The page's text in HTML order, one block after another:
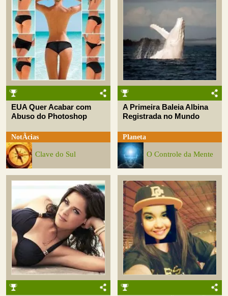
EUA Quer Acabar com
Abuso do Photoshop
NotÃ­cias
Clave do Sul
A Primeira Baleia Albina
Registrada no Mundo
Planeta
O Controle da Mente